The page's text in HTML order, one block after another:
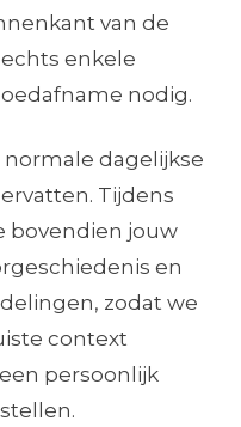
van de
enkele
nodig.
normale dagelijkse
Tijdens
bovendien jouw
en
zodat we
context
persoonlijk